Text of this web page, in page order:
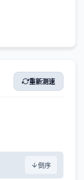
重新测速
倒序